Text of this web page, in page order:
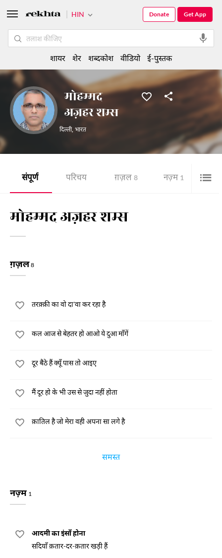
मोहम्मद
अज़हर शम्स
दिल्ली, भारत
संपूर्ण परिचय ग़ज़ल 8 नज़्म 1 शेर
मोहम्मद अज़हर शम्स
ग़ज़ल8
तरक़्क़ी का वो दा'वा कर रहा है
कल आज से बेहतर हो आओ ये दुआ माँगें
दूर बैठे हैं क्यूँ पास तो आइए
मैं दूर हो के भी उस से जुदा नहीं होता
क़ातिल है जो मेरा वही अपना सा लगे है
समस्त
नज़्म 1
आदमी का इंसाँ होना
सदियाँ क़तार-दर-क़तार खड़ी हैं
HIN Get App
Donate
शायर शेर शब्दकोश वीडियो ई-पुस्तक